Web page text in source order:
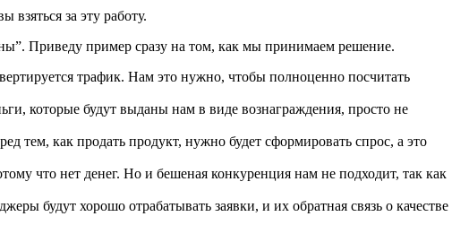
за эту работу.
Приведу пример сразу на том, как мы принимаем решение.
трафик. Нам это нужно, чтобы полноценно посчитать
которые будут выданы нам в виде вознаграждения, просто не
тем, как продать продукт, нужно будет сформировать спрос, а это
что нет денег. Но и бешеная конкуренция нам не подходит, так как
будут хорошо отрабатывать заявки, и их обратная связь о качестве